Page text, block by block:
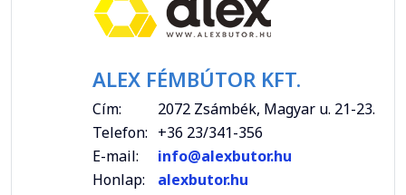
ALEX FÉMBÚTOR KFT.
Cím:
2072 Zsámbék, Magyar u. 21-23.
Telefon: +36 23/341-356
E-mail:
info@alexbutor.hu
Honlap:
alexbutor.hu